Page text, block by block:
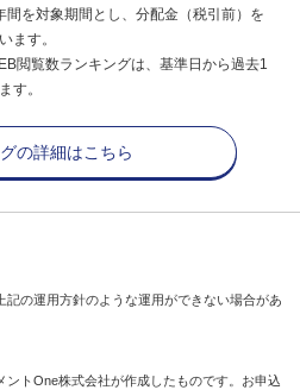
を対象期間とし、分配金（税引前）を
ます。
閲覧数ランキングは、基準日から過去1
す。
の詳細はこちら
記の運用方針のような運用ができない場合があ
トOne株式会社が作成したものです。お申込